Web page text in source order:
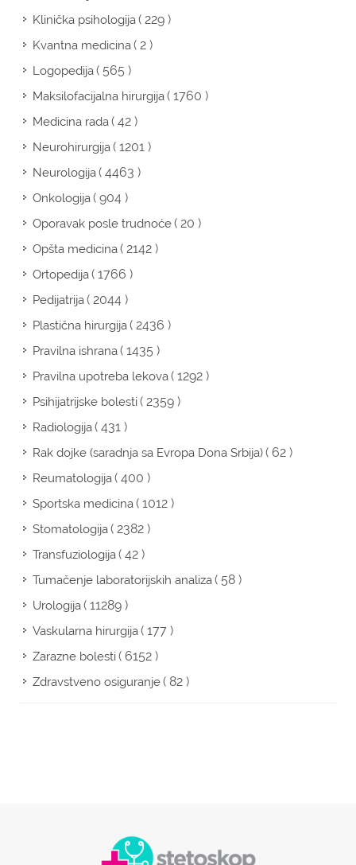
Klinička psihologija( 229 )
Kvantna medicina( 2 )
Logopedija( 565 )
Maksilofacijalna hirurgija( 1760 )
Medicina rada( 42 )
Neurohirurgija( 1201 )
Neurologija( 4463 )
Onkologija( 904 )
Oporavak posle trudnoće( 20 )
Opšta medicina( 2142 )
Ortopedija( 1766 )
Pedijatrija( 2044 )
Plastična hirurgija( 2436 )
Pravilna ishrana( 1435 )
Pravilna upotreba lekova( 1292 )
Psihijatrijske bolesti( 2359 )
Radiologija( 431 )
Rak dojke (saradnja sa Evropa Dona Srbija)( 62 )
Reumatologija( 400 )
Sportska medicina( 1012 )
Stomatologija( 2382 )
Transfuziologija( 42 )
Tumačenje laboratorijskih analiza( 58 )
Urologija( 11289 )
Vaskularna hirurgija( 177 )
Zarazne bolesti( 6152 )
Zdravstveno osiguranje( 82 )